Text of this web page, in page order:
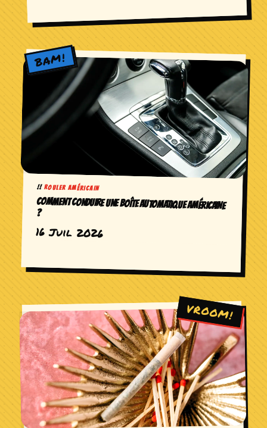
ROULER AMÉRICAIN
COMMENT CONDUIRE UNE BOÎTE AUTOMATIQUE AMÉRICAINE
?
16 Juil 2026